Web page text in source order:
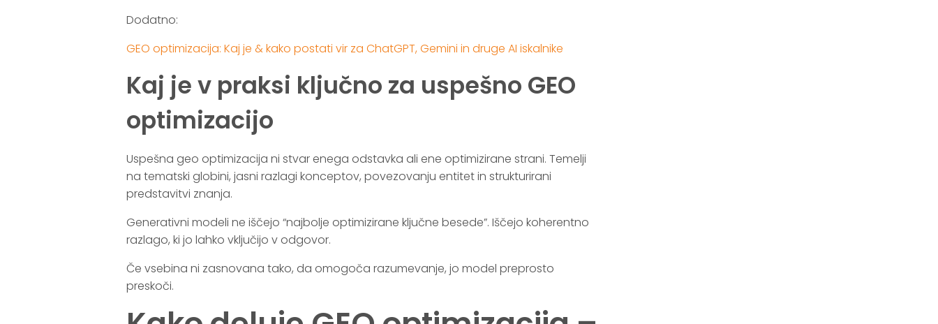
Dodatno:
GEO optimizacija: Kaj je & kako postati vir za ChatGPT, Gemini in druge AI iskalnike
Kaj je v praksi ključno za uspešno GEO
optimizacijo
Uspešna geo optimizacija ni stvar enega odstavka ali ene optimizirane strani. Temelji
na tematski globini, jasni razlagi konceptov, povezovanju entitet in strukturirani
predstavitvi znanja.
Generativni modeli ne iščejo “najbolje optimizirane ključne besede”. Iščejo koherentno
razlago, ki jo lahko vključijo v odgovor.
Če vsebina ni zasnovana tako, da omogoča razumevanje, jo model preprosto
preskoči.